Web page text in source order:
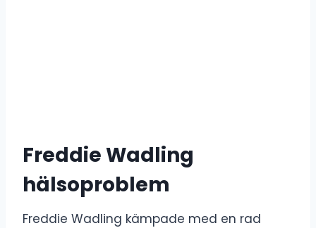
Freddie Wadling
hälsoproblem
Freddie Wadling kämpade med en rad